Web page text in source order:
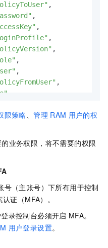
,
,
,
,
,
,
,
,
,
,
,
限策略、管理 RAM 用户的权
业务权限，将不需要的权限
号（主账号）下所有用于控制
证（MFA）。
录控制台必须开启 MFA。
用户登录设置。